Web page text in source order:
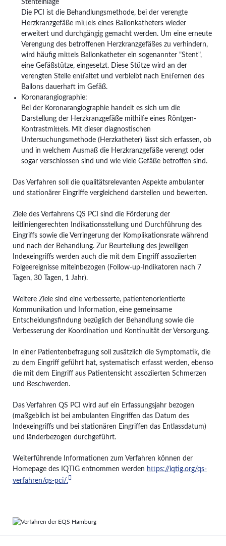
Stenteinlage
Die PCI ist die Behandlungsmethode, bei der verengte
Herzkranzgefäße mittels eines Ballonkatheters wieder
erweitert und durchgängig gemacht werden. Um eine erneute
Verengung des betroffenen Herzkranzgefäßes zu verhindern,
wird häufig mittels Ballonkatheter ein sogenannter "Stent",
eine Gefäßstütze, eingesetzt. Diese Stütze wird an der
verengten Stelle entfaltet und verbleibt nach Entfernen des
Ballons dauerhaft im Gefäß.
Koronarangiographie:
Bei der Koronarangiographie handelt es sich um die
Darstellung der Herzkranzgefäße mithilfe eines Röntgen-
Kontrastmittels. Mit dieser diagnostischen
Untersuchungsmethode (Herzkatheter) lässt sich erfassen, ob
und in welchem Ausmaß die Herzkranzgefäße verengt oder
sogar verschlossen sind und wie viele Gefäße betroffen sind.
Das Verfahren soll die qualitätsrelevanten Aspekte ambulanter
und stationärer Eingriffe vergleichend darstellen und bewerten.
Ziele des Verfahrens QS PCI sind die Förderung der
leitliniengerechten Indikationsstellung und Durchführung des
Eingriffs sowie die Verringerung der Komplikationsrate während
und nach der Behandlung. Zur Beurteilung des jeweiligen
Indexeingriffs werden auch die mit dem Eingriff assoziierten
Folgeereignisse miteinbezogen (Follow-up-Indikatoren nach 7
Tagen, 30 Tagen, 1 Jahr).
Weitere Ziele sind eine verbesserte, patientenorientierte
Kommunikation und Information, eine gemeinsame
Entscheidungsfindung bezüglich der Behandlung sowie die
Verbesserung der Koordination und Kontinuität der Versorgung.
In einer Patientenbefragung soll zusätzlich die Symptomatik, die
zu dem Eingriff geführt hat, systematisch erfasst werden, ebenso
die mit dem Eingriff aus Patientensicht assoziierten Schmerzen
und Beschwerden.
Das Verfahren QS PCI wird auf ein Erfassungsjahr bezogen
(maßgeblich ist bei ambulanten Eingriffen das Datum des
Indexeingriffs und bei stationären Eingriffen das Entlassdatum)
und länderbezogen durchgeführt.
Weiterführende Informationen zum Verfahren können der
Homepage des IQTIG entnommen werden https://iqtig.org/qs-
verfahren/qs-pci/.